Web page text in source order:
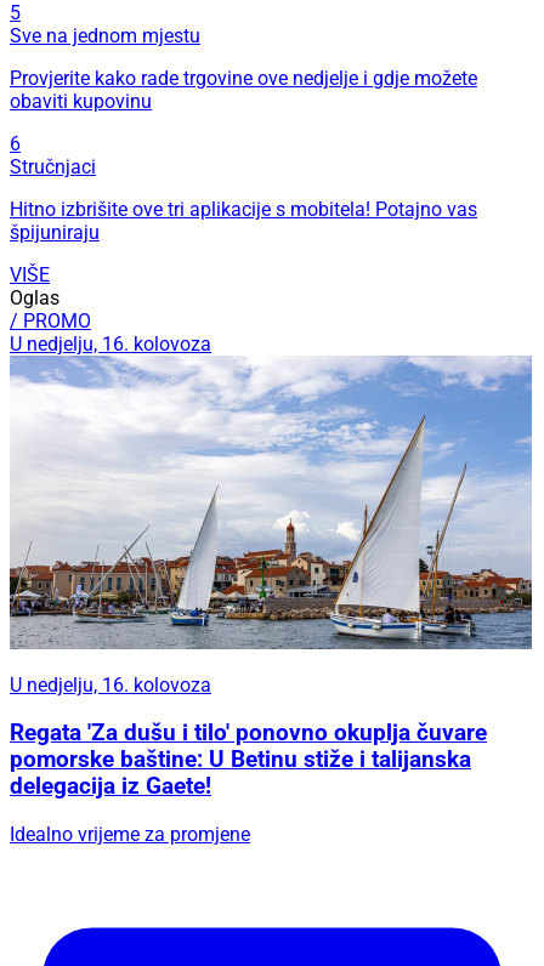
5
Sve na jednom mjestu
Provjerite kako rade trgovine ove nedjelje i gdje možete
obaviti kupovinu
6
Stručnjaci
Hitno izbrišite ove tri aplikacije s mobitela! Potajno vas
špijuniraju
VIŠE
Oglas
/ PROMO
U nedjelju, 16. kolovoza
U nedjelju, 16. kolovoza
Regata 'Za dušu i tilo' ponovno okuplja čuvare
pomorske baštine: U Betinu stiže i talijanska
delegacija iz Gaete!
Idealno vrijeme za promjene